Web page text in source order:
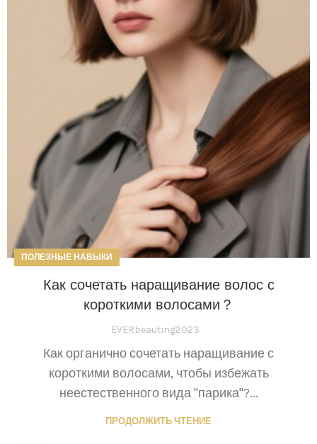
ПОЛЕЗНЫЕ НАВЫКИ
Как сочетать наращивание волос с
короткими волосами？
EVERbeauting2023
Как органично сочетать наращивание с
короткими волосами, чтобы избежать
неестественного вида "парика"?...
ПРОДОЛЖИТЬ ЧТЕНИЕ